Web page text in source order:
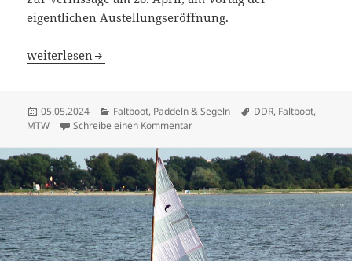
eigentlichen Austellungseröffnung.
MTW-Faltbootausstellung in Wismar
weiterlesen
Veröffentlicht
am
05.05.2024 Kategorien
Faltboot, Paddeln & Segeln Schlagwörter
DDR, Faltboot,
MTW
Schreibe einen Kommentarzu MTW-Faltbootausstellung in